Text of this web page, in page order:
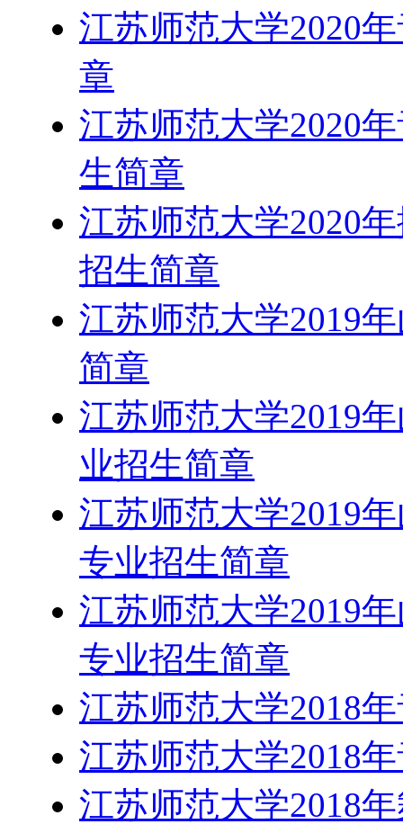
江苏师范大学2020
章
江苏师范大学2020
生简章
江苏师范大学2020
招生简章
江苏师范大学2019
简章
江苏师范大学2019
业招生简章
江苏师范大学2019
专业招生简章
江苏师范大学2019
专业招生简章
江苏师范大学2018
江苏师范大学2018
江苏师范大学2018